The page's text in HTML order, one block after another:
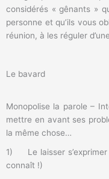
considérés « gênants »
personne et qu’ils vous
réunion, à les réguler
Le bavard
Monopolise la parole –
mettre en avant ses
la même chose…
1) Le laisser s’exprimer
connaît !)